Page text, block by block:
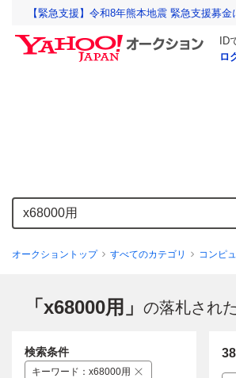
【緊急支援】令和8年熊本地震 緊急支援募
ID
ロ
オークショントップ すべてのカテゴリ コンピ
「x68000用」 の落札され
検索条件
キーワード ： x68000用